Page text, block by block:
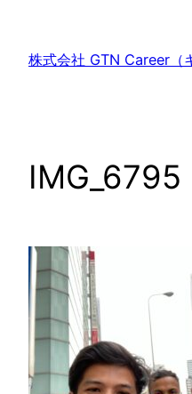
株式会社 GTN Career（
IMG_6795